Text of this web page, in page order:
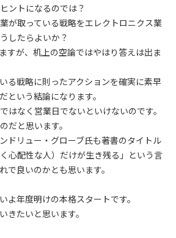
ントになるのでは？
が取っている戦略をエレクトロニクス業
したらよいか？
すが、机上の空論ではやはり答えは出ま
る戦略に則ったアクションを確実に素早
という結論になります。
はなく営業日でないといけないのです。
だと思います。
ドリュー・グローブ氏も著書のタイトル
心配性な人）だけが生き残る」という言
で良いのかとも思います。
よ年度明けの本格スタートです。
きたいと思います。